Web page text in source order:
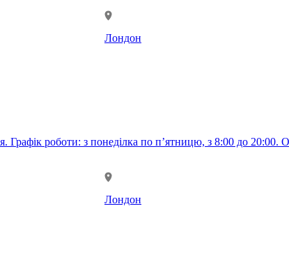
Лондон
з понеділка по п’ятницю, з 8:00 до 20:00. Оплата праці - від
Лондон